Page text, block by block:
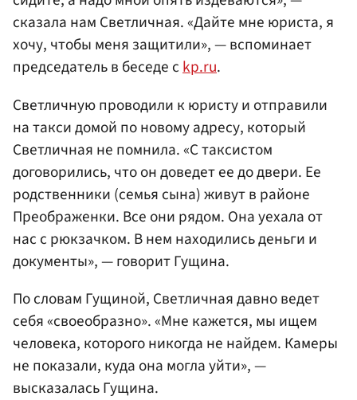
сказала нам Светличная. «Дайте мне юриста, я
хочу, чтобы меня защитили», — вспоминает
председатель в беседе сkp.ru.
Светличную проводили к юристу и отправили
на такси домой по новому адресу, который
Светличная не помнила. «С таксистом
договорились, что он доведет ее до двери. Ее
родственники (семья сына) живут в районе
Преображенки. Все они рядом. Она уехала от
нас с рюкзачком. В нем находились деньги и
документы», — говорит Гущина.
По словам Гущиной, Светличная давно ведет
себя «своеобразно». «Мне кажется, мы ищем
человека, которого никогда не найдем. Камеры
не показали, куда она могла уйти», —
высказалась Гущина.